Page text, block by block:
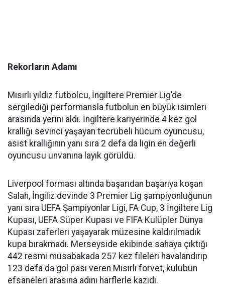
Rekorların Adamı
Mısırlı yıldız futbolcu, İngiltere Premier Lig’de
sergilediği performansla futbolun en büyük isimleri
arasında yerini aldı. İngiltere kariyerinde 4 kez gol
krallığı sevinci yaşayan tecrübeli hücum oyuncusu,
asist krallığının yanı sıra 2 defa da ligin en değerli
oyuncusu unvanına layık görüldü.
Liverpool forması altında başarıdan başarıya koşan
Salah, İngiliz devinde 3 Premier Lig şampiyonluğunun
yanı sıra UEFA Şampiyonlar Ligi, FA Cup, 3 İngiltere Lig
Kupası, UEFA Süper Kupası ve FIFA Kulüpler Dünya
Kupası zaferleri yaşayarak müzesine kaldırılmadık
kupa bırakmadı. Merseyside ekibinde sahaya çıktığı
442 resmi müsabakada 257 kez fileleri havalandırıp
123 defa da gol pası veren Mısırlı forvet, kulübün
efsaneleri arasına adını harflerle kazıdı.